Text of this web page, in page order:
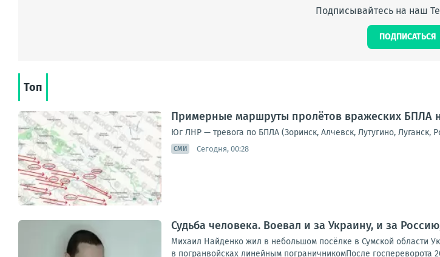
Подписывайтесь на наш
ПОДПИСАТЬСЯ
Топ
Примерные маршруты пролётов вражеских БПЛА
Юг ЛНР — тревога по БПЛА (Зоринск, Алчевск, Лутугино, Луганск,
СМИ Сегодня, 00:28
Судьба человека. Воевал и за Украину, и за
Михаил Найденко жил в небольшом посёлке в Сумской области
в погранвойсках линейным пограничникомПосле госпереворота